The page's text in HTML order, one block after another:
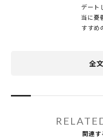
デート
当に憂
すすめ
全
関連